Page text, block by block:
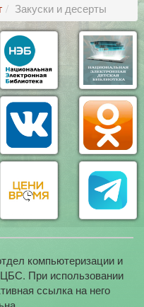
Закуски и десерты
компьютеризации и
ЦБС. При использовании
ссылка на него